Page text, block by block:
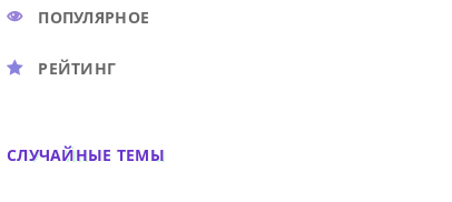
ПОПУЛЯРНОЕ
РЕЙТИНГ
СЛУЧАЙНЫЕ ТЕМЫ